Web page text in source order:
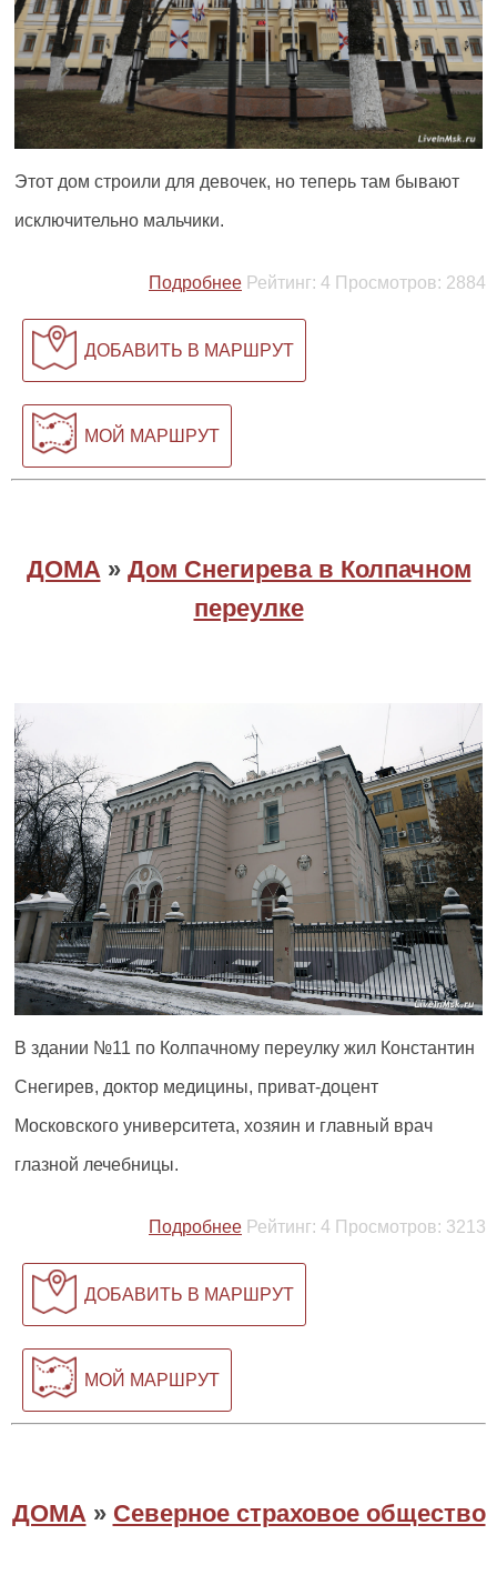
Этот дом строили для девочек, но теперь там бывают
исключительно мальчики.
Подробнее Рейтинг: 4 Просмотров: 2884
ДОБАВИТЬ В МАРШРУТ
МОЙ МАРШРУТ
ДОМА » Дом Снегирева в Колпачном
переулке
В здании №11 по Колпачному переулку жил Константин
Снегирев, доктор медицины, приват-доцент
Московского университета, хозяин и главный врач
глазной лечебницы.
Подробнее Рейтинг: 4 Просмотров: 3213
ДОБАВИТЬ В МАРШРУТ
МОЙ МАРШРУТ
ДОМА » Северное страховое общество